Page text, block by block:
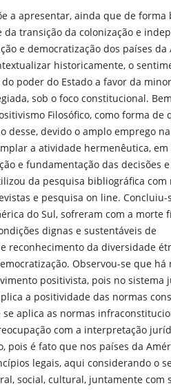
a apresentar, ainda que de forma
transição da colonização e
e democratização dos países da
historicamente, o
poder do Estado a favor da
sob o foco constitucional.
Filosófico, como forma de
desse, devido o amplo emprego
a atividade hermenêutica, em
e fundamentação das decisões
da pesquisa bibliográfica com
e pesquisa on line. Concluiu-
do Sul, sofreram com a morte
dignas e sustentáveis de
reconhecimento da diversidade
Observou-se que há
positivista, pois no sistema
a positividade das normas
aplica as normas
com a interpretação
pois é fato que nos países da
legais, aqui considerando o
social, cultural, juntamente com